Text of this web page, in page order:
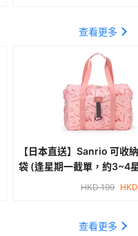
查看更多
【日本直送】Sanrio 可收
袋 (逢星期一截單，約3~4
HKD 199 HKD
查看更多